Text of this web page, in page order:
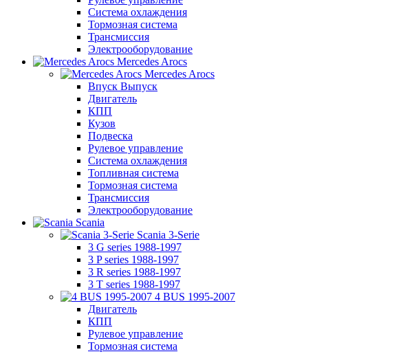
Система охлаждения
Тормозная система
Трансмиссия
Электрооборудование
Mercedes Arocs
Mercedes Arocs
Впуск Выпуск
Двигатель
КПП
Кузов
Подвеска
Рулевое управление
Система охлаждения
Топливная система
Тормозная система
Трансмиссия
Электрооборудование
Scania
Scania 3-Serie
3 G series 1988-1997
3 P series 1988-1997
3 R series 1988-1997
3 T series 1988-1997
4 BUS 1995-2007
Двигатель
КПП
Рулевое управление
Тормозная система